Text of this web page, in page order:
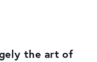
the art of